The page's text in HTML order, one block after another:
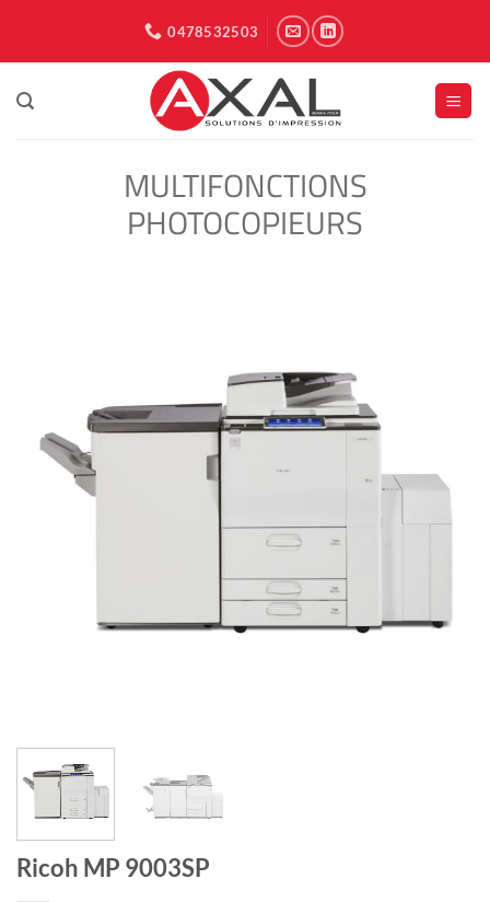
contenu
0478532503
MULTIFONCTIONS
PHOTOCOPIEURS
Ricoh MP 9003SP